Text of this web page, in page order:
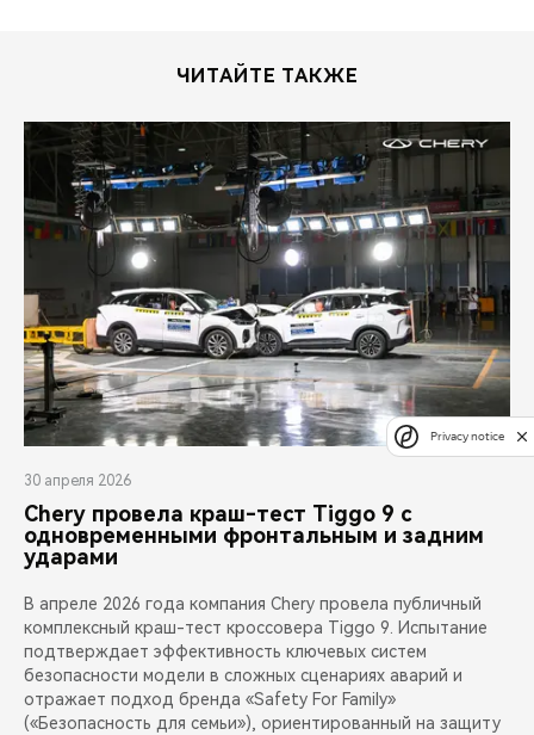
ЧИТАЙТЕ ТАКЖЕ
30 апреля 2026
Chery провела краш-тест Tiggo 9 с
одновременными фронтальным и задним
ударами
В апреле 2026 года компания Chery провела публичный
комплексный краш-тест кроссовера Tiggo 9. Испытание
подтверждает эффективность ключевых систем
безопасности модели в сложных сценариях аварий и
отражает подход бренда «Safety For Family»
(«Безопасность для семьи»), ориентированный на защиту
Privacy notice